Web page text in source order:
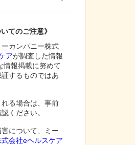
てのご注意》
カンパニー株式
アが調査した情報
情報掲載に努めて
するものではあ
る場合は、事前
ください。
について、ミー
式会社eヘルスケア